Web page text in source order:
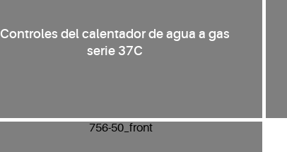
Controles del calentador de agua a gas
serie 37C